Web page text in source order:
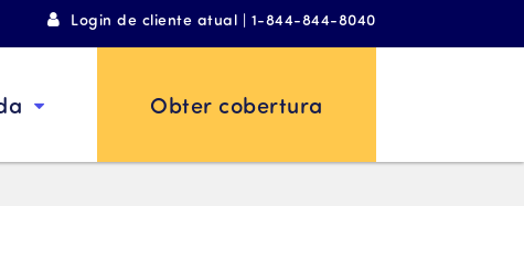
Login de cliente atual | 1-844-844-8040
Obter cobertura